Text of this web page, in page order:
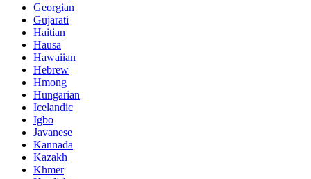
Georgian
Gujarati
Haitian
Hausa
Hawaiian
Hebrew
Hmong
Hungarian
Icelandic
Igbo
Javanese
Kannada
Kazakh
Khmer